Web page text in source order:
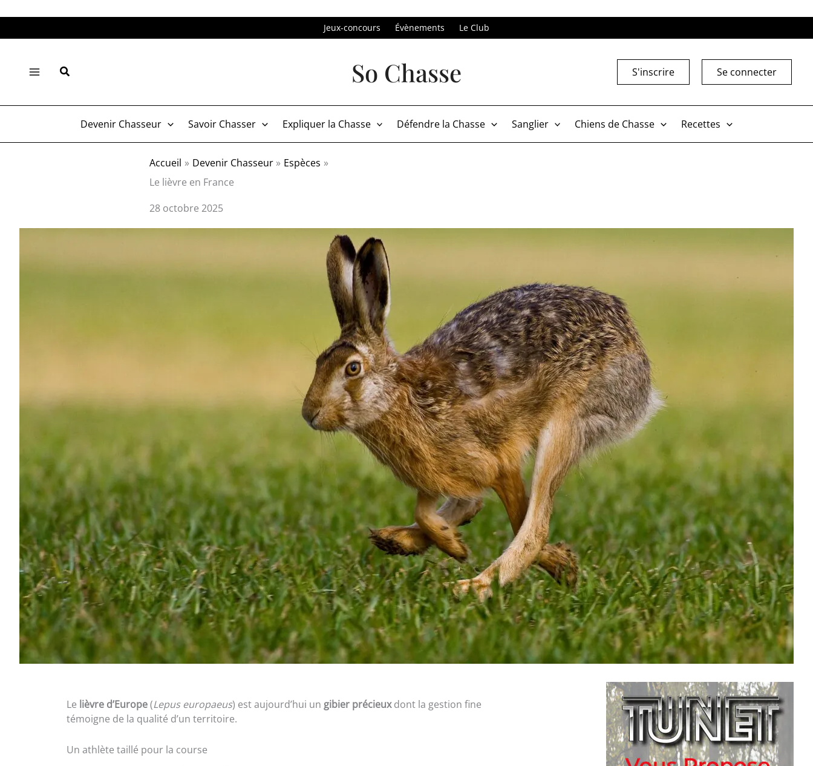
au
Jeux-concours Évènements Le Club
Rechercher So Chasse S'inscrire Se connecter
Devenir Chasseur Savoir Chasser Expliquer la Chasse Défendre la Chasse Sanglier Chiens de Chasse Recettes
Accueil Devenir Chasseur
Espèces
Le lièvre en France
28 octobre 2025
Le lièvre d’Europe(Lepus europaeus) est aujourd’hui un gibier précieuxdont la gestion fine
témoigne de la qualité d’un territoire.
Un athlète taillé pour la course